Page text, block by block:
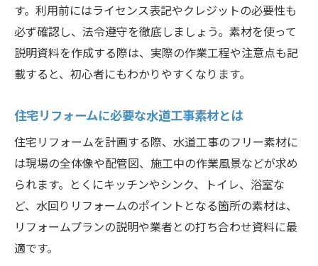
す。利用前にはライセンス表記やクレジットの必要性も
必ず確認し、法令遵守を徹底しましょう。素材を使って
説明資料を作成する際は、実際の作業工程や注意点も記
載すると、初心者にもわかりやすくなります。
住宅リフォームに必要な水道工事素材とは
住宅リフォームを計画する際、水道工事のフリー素材に
は現場の全体像や配管図、施工中の作業風景などが求め
られます。とくにキッチンやシンク、トイレ、浴室な
ど、水回りリフォームのポイントとなる箇所の素材は、
リフォームプランの説明や業者との打ち合わせ資料に最
適です。